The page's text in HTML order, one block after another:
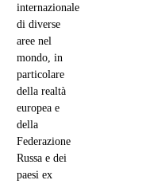
internazionale
di diverse
aree nel
mondo, in
particolare
della realtà
europea e
della
Federazione
Russa e dei
paesi ex